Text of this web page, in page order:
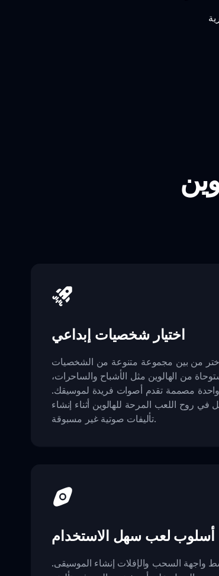
اختيار شخصيات إبداعي
من بين مجموعة متنوعة من الشخصيات
من الهالوين مثل الأشباح والساحرات،
مصممة تقدم أصوات فريدة لموسيقك.
في روح اللعب المرحة للهالوين أثناء إنشاء
تأليفات صوتية غير مسبوقة.
أسلوب لعب سهل الاستخدام
واجهة السحب والإفلات إنشاء الموسيقى.